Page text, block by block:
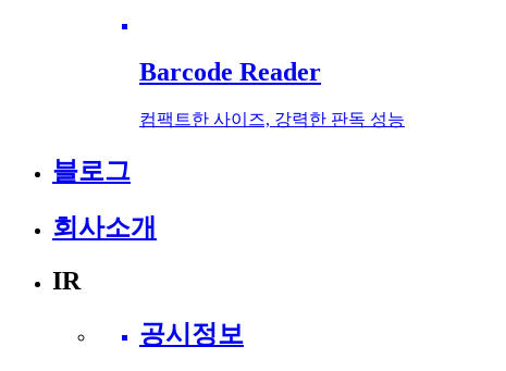
Barcode Reader
컴팩트한 사이즈, 강력한 판독 성능
블로그
회사소개
IR
공시정보